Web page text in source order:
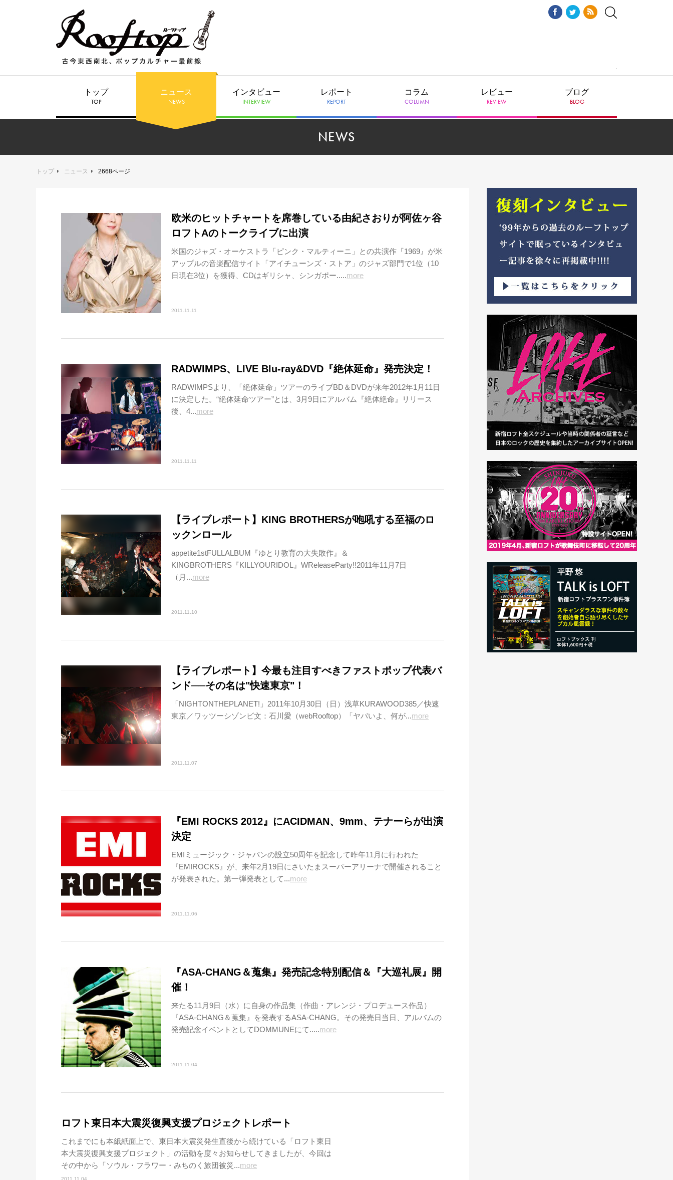
トップ
TOP
ニュース
NEWS
インタビュー
INTERVIEW
レポート
REPORT
コラム
COLUMN
レビュー
REVIEW
ブログ
BLOG
NEWS
トップ ニュース 2668ページ
欧米のヒットチャートを席巻している由紀さおりが阿佐ヶ谷
ロフトAのトークライブに出演
米国のジャズ・オーケストラ「ピンク・マルティーニ」との共演作『1969』が米
アップルの音楽配信サイト「アイチューンズ・ストア」のジャズ部門で1位（10
日現在3位）を獲得、CDはギリシャ、シンガポー.....more
2011.11.11
RADWIMPS、LIVE Blu-ray&DVD『絶体延命』発売決定！
RADWIMPSより、「絶体延命」ツアーのライブBD＆DVDが来年2012年1月11日
に決定した。“絶体延命ツアー”とは、3月9日にアルバム『絶体絶命』リリース
後、4...more
2011.11.11
【ライブレポート】KING BROTHERSが咆吼する至福のロ
ックンロール
appetite1stFULLALBUM『ゆとり教育の大失敗作』＆
KINGBROTHERS『KILLYOURIDOL』WReleaseParty!!2011年11月7日
（月...more
2011.11.10
【ライブレポート】今最も注目すべきファストポップ代表バ
ンド──その名は"快速東京"！
「NIGHTONTHEPLANET!」2011年10月30日（日）浅草KURAWOOD385／快速
東京／ワッツーシゾンビ文：石川愛（webRooftop）「ヤバいよ、何が...more
2011.11.07
『EMI ROCKS 2012』にACIDMAN、9mm、テナーらが出演
決定
EMIミュージック・ジャパンの設立50周年を記念して昨年11月に行われた
『EMIROCKS』が、来年2月19日にさいたまスーパーアリーナで開催されること
が発表された。第一弾発表として...more
2011.11.06
『ASA-CHANG＆蒐集』発売記念特別配信＆『大巡礼展』開
催！
来たる11月9日（水）に自身の作品集（作曲・アレンジ・プロデュース作品）
『ASA-CHANG＆蒐集』を発表するASA-CHANG。その発売日当日、アルバムの
発売記念イベントとしてDOMMUNEにて.....more
2011.11.04
ロフト東日本大震災復興支援プロジェクトレポート
これまでにも本紙紙面上で、東日本大震災発生直後から続けている「ロフト東日
本大震災復興支援プロジェクト」の活動を度々お知らせしてきましたが、今回は
その中から「ソウル・フラワー・みちのく旅団被災...more
2011.11.04